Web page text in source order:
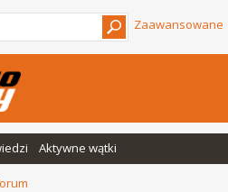
Zaawansowane
Aktywne wątki